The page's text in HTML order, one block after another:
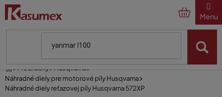
Prejsť
obsah
Pre značky
Husqvarna
Náhradné diely pre motorové píly Husqvarna
Náhradné diely reťazovej píly Husqvarna 572XP